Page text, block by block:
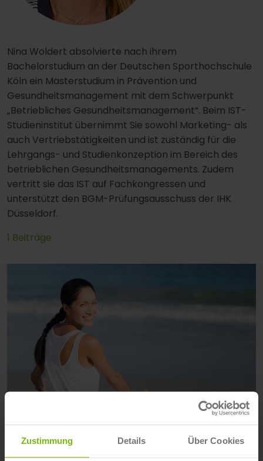
Zustimmung Details Über Cookies
Nina Woldert absolvierte nach ihrem
Bachelorstudium an der Deutschen Sporthochschule
Köln ein Masterstudium in Prävention und
Gesundheitsmanagement mit dem Schwerpunkt
„Betriebliches Gesundheitsmanagement“. Beim IST-
Studieninstitut übernimmt Sie sowohl Marketing- als
auch Vertriebstätigkeiten und ist zuständig für die
Lehrgangs- und Studienkonzeption im Bereich des
betrieblichen Gesundheitsmanagements. Zudem
vertritt sie das IST auf Fachkongressen und
unterstützt den BGM-Prüfungsausschuss der IHK
Düsseldorf.
1 Beiträge
Gesund durch Autogenes Training? Das ist vielleicht